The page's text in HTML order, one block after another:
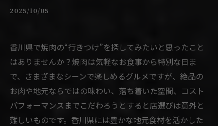
2025/10/05
香川県で焼肉の“行きつけ”を探してみたいと思ったこと
はありませんか？焼肉は気軽なお食事から特別な日ま
で、さまざまなシーンで楽しめるグルメですが、絶品の
お肉や地元ならではの味わい、落ち着いた空間、コスト
パフォーマンスまでこだわろうとすると店選びは意外と
難しいものです。香川県には豊かな地元食材を活かした